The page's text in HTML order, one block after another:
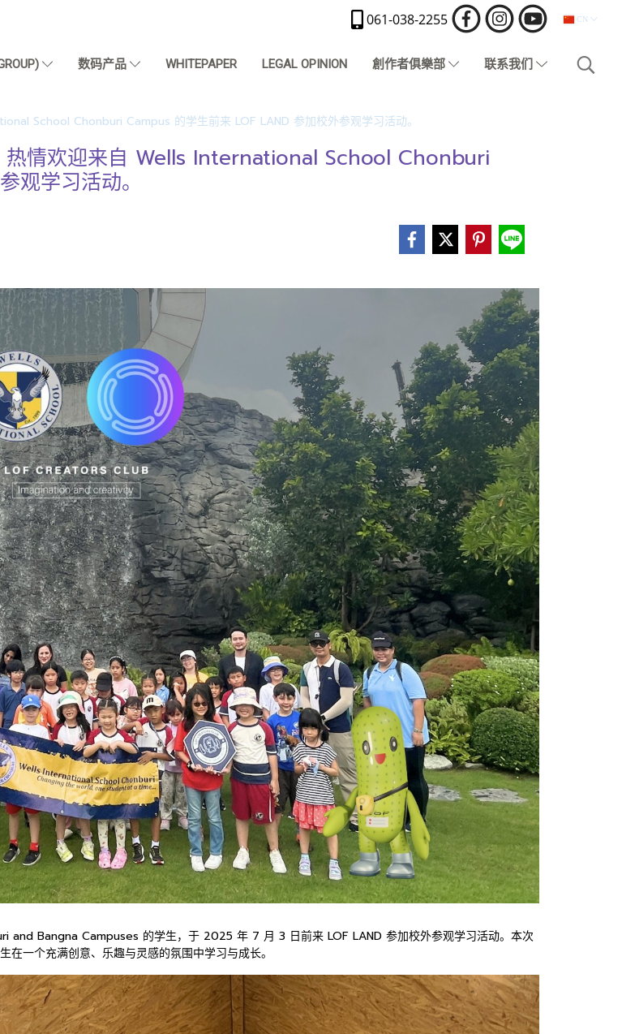
061-038-2255 CN
数码产品 WHITEPAPER LEGAL OPINION 創作者俱樂部 联系我们
School Chonburi Campus 的学生前来 LOF LAND 参加校外参观学习活动。
情欢迎来自 Wells International School Chonburi
学习活动。
Bangna Campuses 的学生，于 2025 年 7 月 3 日前来 LOF LAND 参加校外参观学习活动。本次
一个充满创意、乐趣与灵感的氛围中学习与成长。